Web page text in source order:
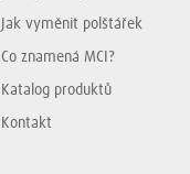
Jak vyměnit polštářek
Co znamená MCI?
Katalog produktů
Kontakt